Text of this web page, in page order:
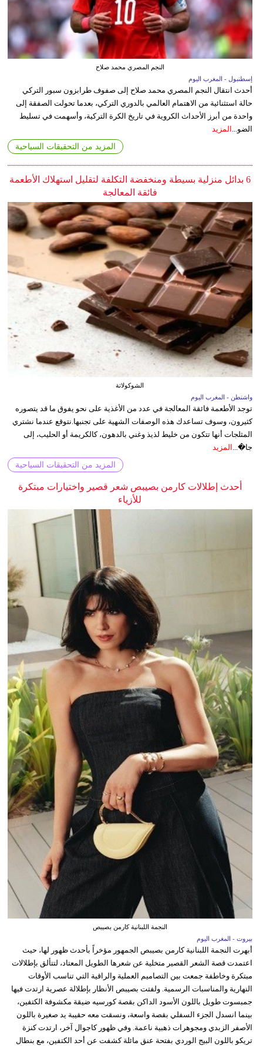
النجم المصري محمد صلاح
إسطنبول - المغرب اليوم
أحدث انتقال النجم المصري محمد صلاح إلى صفوف طرابزون سبور التركي
حالة استثنائية من الاهتمام العالمي بالدوري التركي، بعدما تحولت الصفقة إلى
واحدة من أبرز الأحداث الكروية في تاريخ الكرة التركية، وأسهمت في تسليط
الضو...
المزيد
المزيد من التحقيقات السياحية
6 بدائل منزلية بسيطة ومنخفضة التكلفة لتقليل استهلاك الأطعمة
فائقة المعالجة
الشوكولاتة
واشنطن - المغرب اليوم
توجد الأطعمة فائقة المعالجة في عدد من الأغذية على نحو يفوق ما قد يتصوره
كثيرون، وسوف تساعدك هذه الوصفات الشهية على تجنبها.نتوقع عندما نشتري
المثلجات أنها تتكون من خليط لذيذ وغني بالدهون، كالكريمة أو الحليب، إلى
جا�... المزيد
المزيد من التحقيقات السياحية
أحدث إطلالات كارمن بصيبص شعر قصير واختيارات مبتكرة
للأزياء
النجمة اللبنانية كارمن بصيبص
بيروت - المغرب اليوم
أبهرت النجمة اللبنانية كارمن بصيبص الجمهور مؤخراً بأحدث ظهور لها، حيث
اعتمدت قصة الشعر القصير متخلية عن شعرها الطويل المعتاد، لتتألق بإطلالات
مبتكرة وخاطفة جمعت بين التصاميم العملية والراقية التي تناسب الأوقات
النهارية والمناسبات الرسمية. ولفتت بصيبص الأنظار بإطلالة عصرية ارتدت فيها
جمبسوت طويل باللون الأسود الداكن بقصة كورسيه ضيقة مكشوفة الكتفين،
بينما انسدل الجزء السفلي بقصة واسعة، ونسقت معه حقيبة يد صغيرة باللون
الأصفر الزبدي ومجوهرات ذهبية ناعمة. وفي ظهور كاجوال آخر، ارتدت كنزة
تريكو باللون البيج الوردي بفتحة عنق مائلة كشفت عن أحد الكتفين، مع بنطال